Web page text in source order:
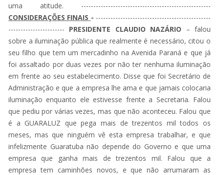
uma atitude. -----------------------------------------------------
CONSIDERAÇÕES FINAIS - -----------------------------------------------
----------------------- PRESIDENTE CLAUDIO NAZÁRIO – falou
sobre a iluminação pública que realmente é necessário, citou o
seu filho que tem um mercadinho na Avenida Paraná e que já
foi assaltado por duas vezes por não ter nenhuma iluminação
em frente ao seu estabelecimento. Disse que foi Secretário de
Administração e que a empresa lhe ama e que jamais colocaria
iluminação enquanto ele estivesse frente a Secretaria. Falou
que pediu por várias vezes, mas que não aconteceu. Falou que
é a GUARALUZ que pega mais de trezentos mil todos os
meses, mas que ninguém vê esta empresa trabalhar, e que
infelizmente Guaratuba não depende do Governo e que uma
empresa que ganha mais de trezentos mil. Falou que a
empresa tem caminhões novos, e que não arrumaram as